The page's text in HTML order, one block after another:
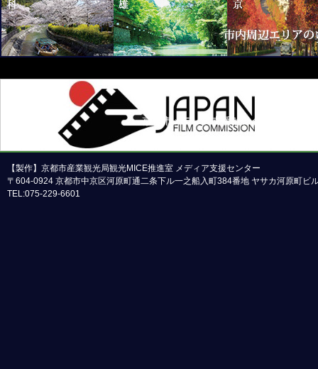
京都市メディア支援センターについて
【製作】京都市産業観光局観光MICE推進室 メディア支援センター
〒604-0924 京都市中京区河原町通二条下ル一之船入町384番地 ヤサカ河原町ビ
TEL:075-229-6601